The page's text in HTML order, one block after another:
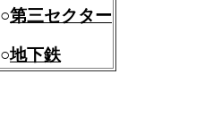
○第三セクター
○地下鉄